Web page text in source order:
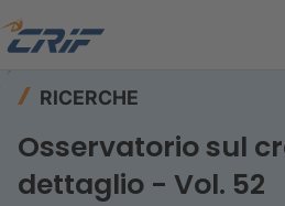
RICERCHE
Osservatorio sul
dettaglio - Vol. 52